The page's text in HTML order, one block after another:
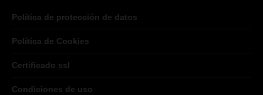
Política de protección de datos
Política de Cookies
Certificado ssl
Condiciones de uso